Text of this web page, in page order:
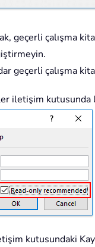
geçerli çalışma
geçerli çalışma
iletişim kutusunda
kutusundaki